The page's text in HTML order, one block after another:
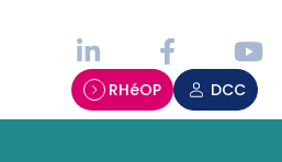
RHéOP DCC